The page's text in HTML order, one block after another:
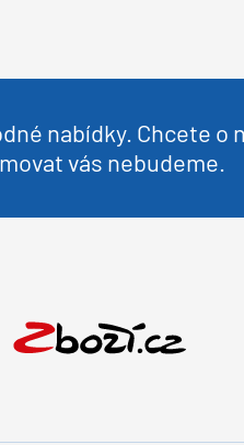
nabídky. Chcete o
vás nebudeme.